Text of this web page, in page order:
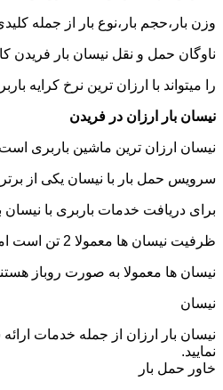
وزن بار،حجم بار،نوع بار از جمله
ناوگان حمل و نقل نیسان بار فریدن
را میتواند با ارزان ترین نرخ کرایه
نیسان بار ارزان در فریدن
نیسان ارزان ترین ماشین باربری
سرویس حمل بار با نیسان یکی از
برای دریافت خدمات باربری با نیسان
ظرفیت نیسان ها معمولا 2 تن است اما توانایی حمل بار تا سه تن را دارند تنها نکته ای که باید به آن توجه داشته باشید ابعاد اتاق نیسان است که برابر است با 2 متر طول و 1.65 متر عرض.
نیسان ها معمولا به صورت روباز
نیسان
نیسان بار ارزان از جمله خدمات
نمایید.
خاور حمل بار